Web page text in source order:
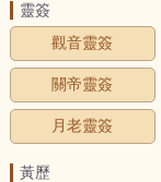
靈簽
觀音靈簽
關帝靈簽
月老靈簽
黃歷